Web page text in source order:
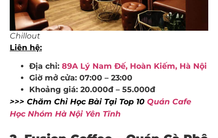
Chillout
Liên hệ:
Địa chỉ: 89A Lý Nam Đế, Hoàn Kiếm, Hà Nội
Giờ mở cửa: 07:00 – 23:00
Khoảng giá: 20.000đ – 55.000đ
>>> Chăm Chỉ Học Bài Tại Top 10 Quán Cafe
Học Nhóm Hà Nội Yên Tĩnh